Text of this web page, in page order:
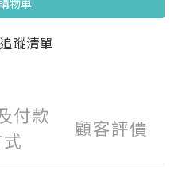
物車
蹤清單
付款
顧客評價